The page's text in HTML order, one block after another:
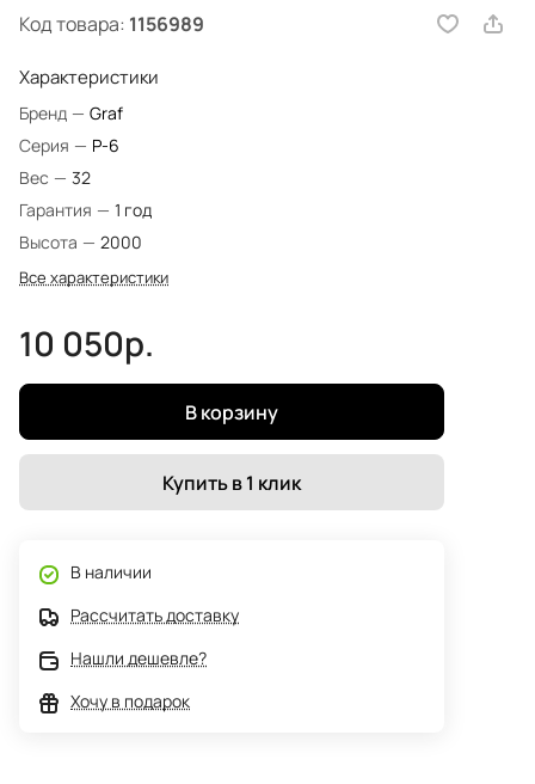
Код товара: 1156989
Характеристики
Бренд — Graf
Серия — P-6
Вес — 32
Гарантия — 1 год
Высота — 2000
Все характеристики
10 050р.
В корзину
Купить в 1 клик
В наличии
Рассчитать доставку
Нашли дешевле?
Хочу в подарок